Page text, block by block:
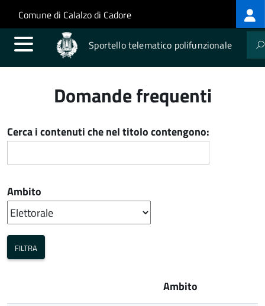
Salta al contenuto principale
Skip to site navigation
Comune di Calalzo di Cadore
Sportello telematico polifunzionale
Domande frequenti
Cerca i contenuti che nel titolo contengono:
Ambito
Ambito